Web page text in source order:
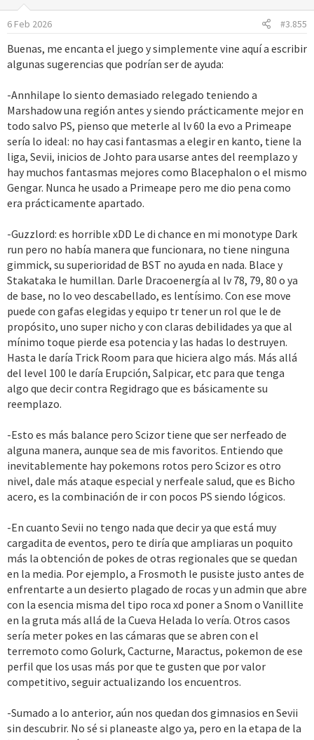
o
n
s
:
6 Feb 2026 #3.855
Buenas, me encanta el juego y simplemente vine aquí a escribir
algunas sugerencias que podrían ser de ayuda:
-Annhilape lo siento demasiado relegado teniendo a
Marshadow una región antes y siendo prácticamente mejor en
todo salvo PS, pienso que meterle al lv 60 la evo a Primeape
sería lo ideal: no hay casi fantasmas a elegir en kanto, tiene la
liga, Sevii, inicios de Johto para usarse antes del reemplazo y
hay muchos fantasmas mejores como Blacephalon o el mismo
Gengar. Nunca he usado a Primeape pero me dio pena como
era prácticamente apartado.
-Guzzlord: es horrible xDD Le di chance en mi monotype Dark
run pero no había manera que funcionara, no tiene ninguna
gimmick, su superioridad de BST no ayuda en nada. Blace y
Stakataka le humillan. Darle Dracoenergía al lv 78, 79, 80 o ya
de base, no lo veo descabellado, es lentísimo. Con ese move
puede con gafas elegidas y equipo tr tener un rol que le de
propósito, uno super nicho y con claras debilidades ya que al
mínimo toque pierde esa potencia y las hadas lo destruyen.
Hasta le daría Trick Room para que hiciera algo más. Más allá
del level 100 le daría Erupción, Salpicar, etc para que tenga
algo que decir contra Regidrago que es básicamente su
reemplazo.
-Esto es más balance pero Scizor tiene que ser nerfeado de
alguna manera, aunque sea de mis favoritos. Entiendo que
inevitablemente hay pokemons rotos pero Scizor es otro
nivel, dale más ataque especial y nerfeale salud, que es Bicho
acero, es la combinación de ir con pocos PS siendo lógicos.
-En cuanto Sevii no tengo nada que decir ya que está muy
cargadita de eventos, pero te diría que ampliaras un poquito
más la obtención de pokes de otras regionales que se quedan
en la media. Por ejemplo, a Frosmoth le pusiste justo antes de
enfrentarte a un desierto plagado de rocas y un admin que abre
con la esencia misma del tipo roca xd poner a Snom o Vanillite
en la gruta más allá de la Cueva Helada lo vería. Otros casos
sería meter pokes en las cámaras que se abren con el
terremoto como Golurk, Cacturne, Maractus, pokemon de ese
perfil que los usas más por que te gusten que por valor
competitivo, seguir actualizando los encuentros.
-Sumado a lo anterior, aún nos quedan dos gimnasios en Sevii
sin descubrir. No sé si planeaste algo ya, pero en la etapa de la